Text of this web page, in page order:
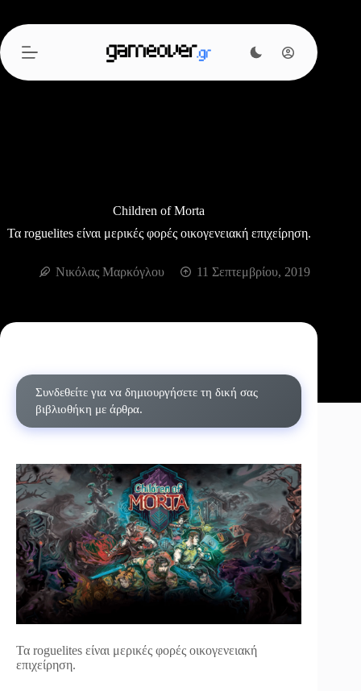
περιεχόμενο
Children of Morta
Τα roguelites είναι μερικές φορές οικογενειακή επιχείρηση.
Νικόλας Μαρκόγλου 11 Σεπτεμβρίου, 2019
Συνδεθείτε για να δημιουργήσετε τη δική σας
βιβλιοθήκη με άρθρα.
Τα roguelites είναι μερικές φορές οικογενειακή
επιχείρηση.